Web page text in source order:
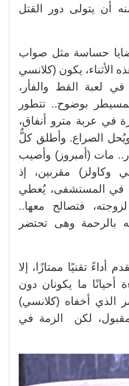
أن يتولى دور القتل
حساسة مثل صواب
الأثناء، يكون (كلانسي
لعبة القط والفأر،
بوضوح.. تتطور
في عربة مترو أنفاق،
الصراع. وأطلق كلٌّ
مات (أمبروز) وأصيب
وكاولز) مقربين، إذ
في المستشفى، يُعطي
فتصالح معها..
بالرحمة وهى تحتضر
أداءً تقنيًا ممتازًا، إلا
أحيانًا ما يكونان دون
الذي أخفاه (كلانسي)
لكن الزمة في